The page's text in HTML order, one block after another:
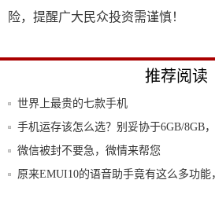
险，提醒广大民众投资需谨慎！
推荐阅读
世界上最贵的七款手机
手机运存该怎么选？别妥协于6GB/8GB
微信被封不要急，微情来帮您
原来EMUI10的语音助手竟有这么多功能